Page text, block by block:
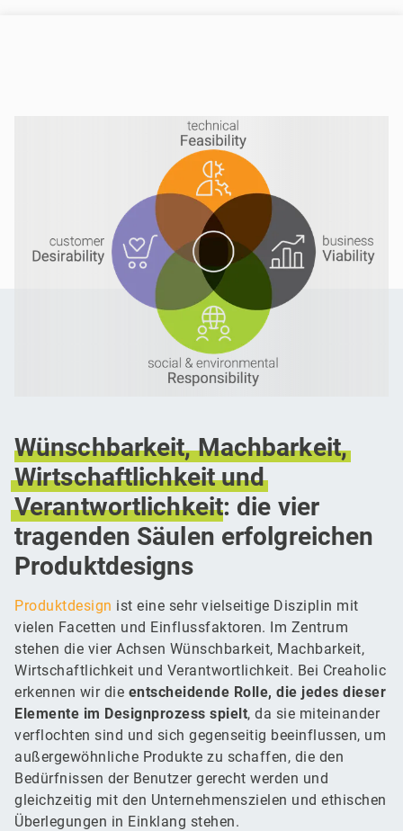
Wünschbarkeit, Machbarkeit,
Wirtschaftlichkeit und
Verantwortlichkeit: die vier
tragenden Säulen erfolgreichen
Produktdesigns
Produktdesign ist eine sehr vielseitige Disziplin mit
vielen Facetten und Einflussfaktoren. Im Zentrum
stehen die vier Achsen Wünschbarkeit, Machbarkeit,
Wirtschaftlichkeit und Verantwortlichkeit. Bei Creaholic
erkennen wir die entscheidende Rolle, die jedes dieser
Elemente im Designprozess spielt, da sie miteinander
verflochten sind und sich gegenseitig beeinflussen, um
außergewöhnliche Produkte zu schaffen, die den
Bedürfnissen der Benutzer gerecht werden und
gleichzeitig mit den Unternehmenszielen und ethischen
Überlegungen in Einklang stehen.